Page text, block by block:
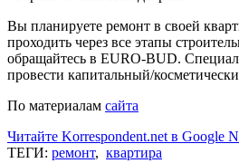
Вы планируете ремонт в своей
проходить через все этапы
обращайтесь в EURO-BUD.
провести капитальный/
По материалам сайта
Читайте Korrespondent.net в Google
ТЕГИ: ремонт, квартира